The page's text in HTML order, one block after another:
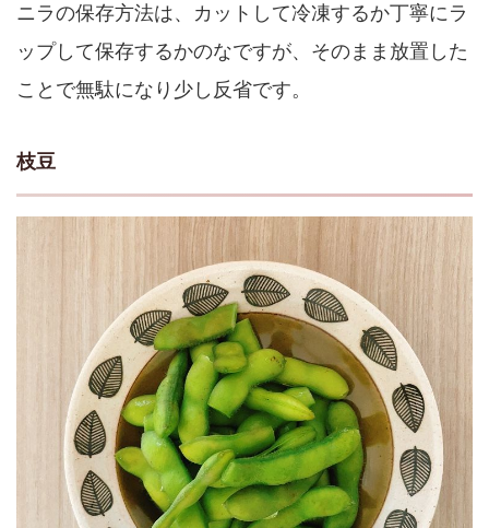
ニラの保存方法は、カットして冷凍するか丁寧にラ
ップして保存するかのなですが、そのまま放置した
ことで無駄になり少し反省です。
枝豆